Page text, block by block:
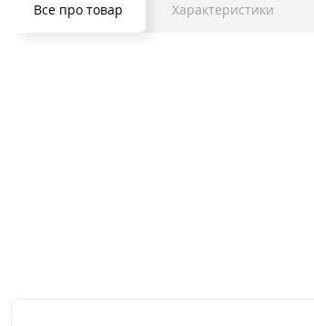
Все про товар Характеристики